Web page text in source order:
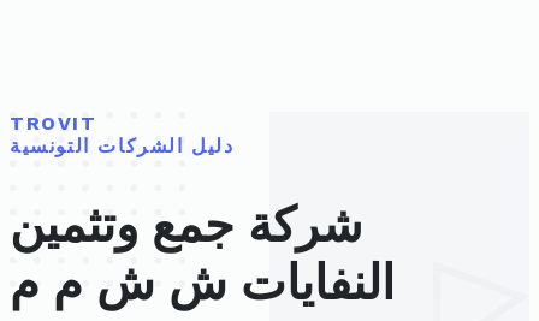
TROVIT
دليل الشركات التونسية
شركة جمع وتثمين
النفايات ش ش م م